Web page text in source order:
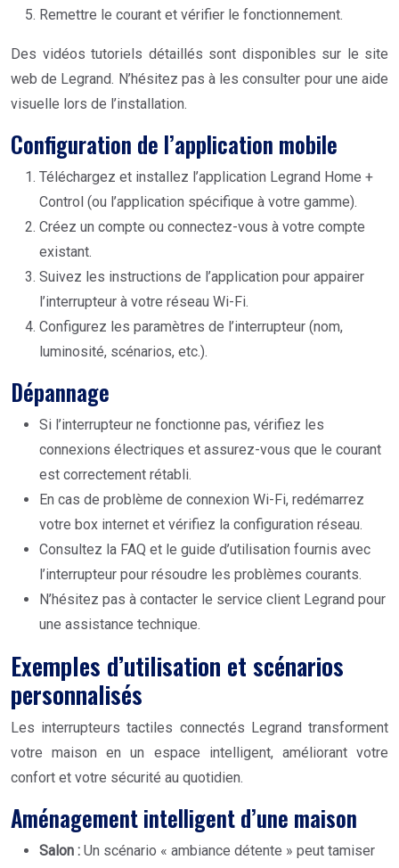
Remettre le courant et vérifier le fonctionnement.
Des vidéos tutoriels détaillés sont disponibles sur le site
web de Legrand. N’hésitez pas à les consulter pour une aide
visuelle lors de l’installation.
Configuration de l’application mobile
Téléchargez et installez l’application Legrand Home +
Control (ou l’application spécifique à votre gamme).
Créez un compte ou connectez-vous à votre compte
existant.
Suivez les instructions de l’application pour appairer
l’interrupteur à votre réseau Wi-Fi.
Configurez les paramètres de l’interrupteur (nom,
luminosité, scénarios, etc.).
Dépannage
Si l’interrupteur ne fonctionne pas, vérifiez les
connexions électriques et assurez-vous que le courant
est correctement rétabli.
En cas de problème de connexion Wi-Fi, redémarrez
votre box internet et vérifiez la configuration réseau.
Consultez la FAQ et le guide d’utilisation fournis avec
l’interrupteur pour résoudre les problèmes courants.
N’hésitez pas à contacter le service client Legrand pour
une assistance technique.
Exemples d’utilisation et scénarios
personnalisés
Les interrupteurs tactiles connectés Legrand transforment
votre maison en un espace intelligent, améliorant votre
confort et votre sécurité au quotidien.
Aménagement intelligent d’une maison
Salon : Un scénario « ambiance détente » peut tamiser